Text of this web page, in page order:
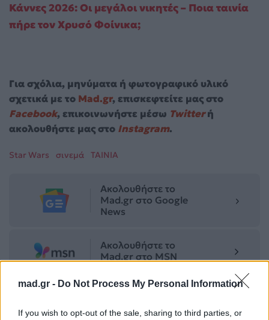
mad.gr - Do Not Process My Personal Information
If you wish to opt-out of the sale, sharing to third parties, or
Κάννες 2026: Οι μεγάλοι νικητές – Ποια ταινία
πήρε τον Χρυσό Φοίνικα;
Για σχόλια, μηνύματα ή φωτογραφικό υλικό
σχετικά με το Mad.gr, επισκεφτείτε μας στο
Facebook, επικοινωνήστε μέσω Twitterή
ακολουθήστε μας στο Instagram.
Star Wars σινεμά ΤΑΙΝΙΑ
Ακολουθήστε το
Mad.gr στο Google
News
Ακολουθήστε το
Mad.gr στο MSN
Μοιράσου αυτό το άρθρο